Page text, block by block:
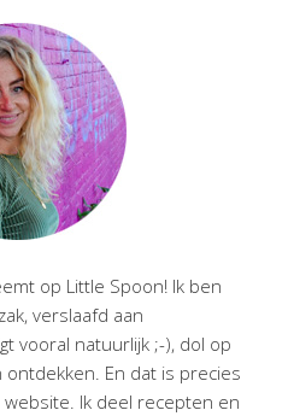
op Little Spoon! Ik ben
verslaafd aan
vooral natuurlijk ;-), dol op
En dat is precies
Ik deel recepten en